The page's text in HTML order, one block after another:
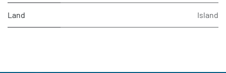
Land Island